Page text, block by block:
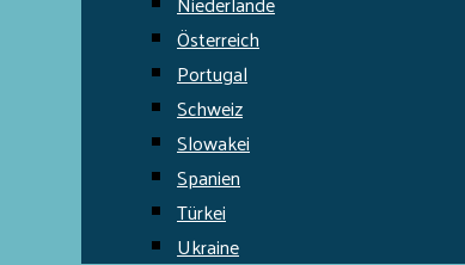
Österreich
Portugal
Schweiz
Slowakei
Spanien
Türkei
Ukraine